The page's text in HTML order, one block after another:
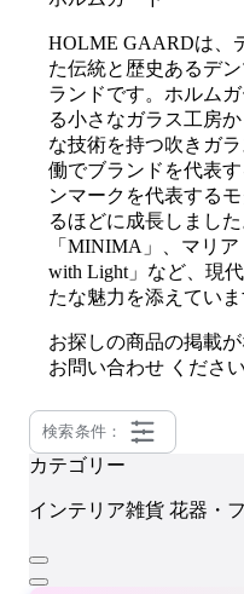
HOLME GAARDは、
た伝統と歴史あるデ
ランドです。ホルム
る小さなガラス工房
な技術を持つ吹きガ
働でブランドを代表
ンマークを代表する
るほどに成長しまし
「MINIMA」、マリ
with Light」など、現
たな魅力を添えていま
お探しの商品の掲載
お問い合わせ ください
検索条件：
カテゴリー
インテリア雑貨 花器・